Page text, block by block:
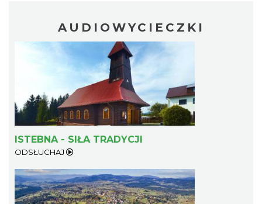
Warsztaty edukacyjne dla dzieci - owady i
Szczyrk
2026-08-22
13.16 km
AUDIOWYCIECZKI
ISTEBNA - SIŁA TRADYCJI
ODSŁUCHAJ